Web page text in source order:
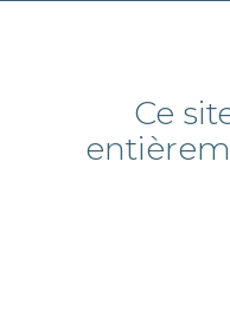
Ce